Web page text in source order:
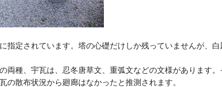
指定されています。塔の心礎だけしか残っていませんが、
両種、宇瓦は、忍冬唐草文、重弧文などの文様があります
の散布状況から廻廊はなかったと推測されます。